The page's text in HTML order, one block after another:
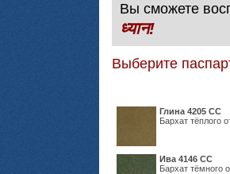
Вы сможете
ध्यान!
Выберите
Глина 4205 СС
Бархат тёплого
Ива 4146 СС
Бархат тёмного